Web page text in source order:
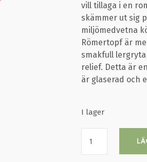
vill tillaga i en
skämmer ut sig
miljömedvetna
Römertopf är
smakfull
relief. Detta är
är glaserad och
I lager